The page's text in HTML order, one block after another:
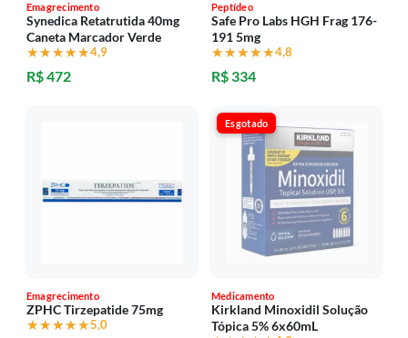
Emagrecimento
Synedica Retatrutida 40mg
Caneta Marcador Verde
★★★★★
★★★★★4,9
R$ 472
Peptídeo
Safe Pro Labs HGH Frag 176-
191 5mg
★★★★★
★★★★★4,8
R$ 334
Emagrecimento
ZPHC Tirzepatide 75mg
★★★★★
★★★★★5,0
Esgotado
Medicamento
Kirkland Minoxidil Solução
Tópica 5% 6x60mL